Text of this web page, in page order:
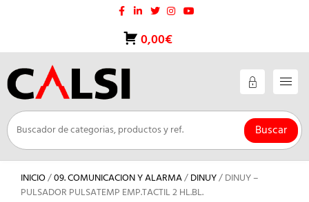
0,00€
Buscar
INICIO/09. COMUNICACION Y ALARMA/DINUY/ DINUY –
PULSADOR PULSATEMP EMP.TACTIL 2 HL.BL.